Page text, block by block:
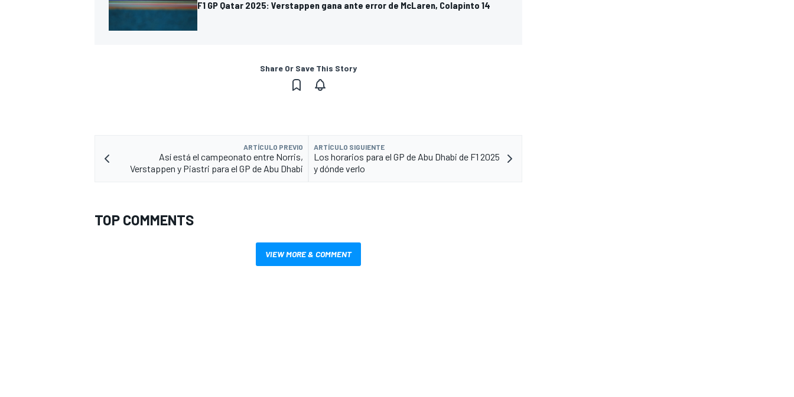
F1 GP Qatar 2025: Verstappen gana ante error de McLaren, Colapinto 14
Share Or Save This Story
ARTÍCULO PREVIO
Así está el campeonato entre Norris,
Verstappen y Piastri para el GP de Abu Dhabi
ARTÍCULO SIGUIENTE
Los horarios para el GP de Abu Dhabi de F1 2025
y dónde verlo
TOP COMMENTS
VIEW MORE & COMMENT